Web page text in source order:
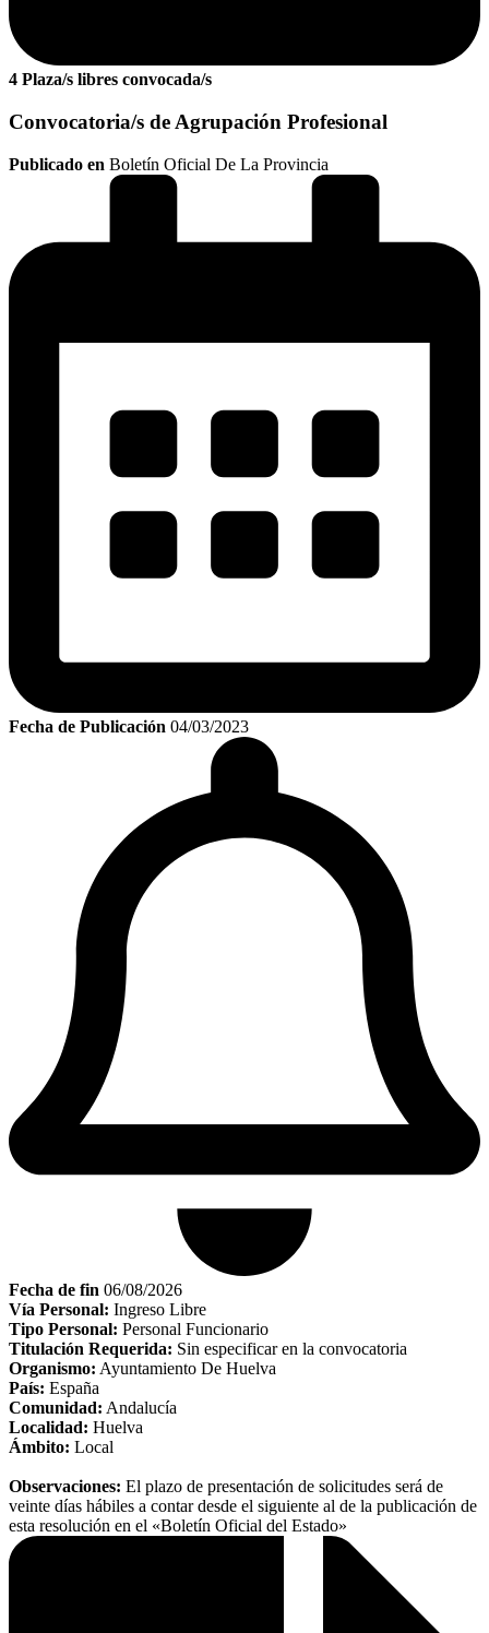
4 Plaza/s libres convocada/s
Convocatoria/s de Agrupación Profesional
Publicado en Boletín Oficial De La Provincia
Fecha de Publicación 04/03/2023
Fecha de fin 06/08/2026
Vía Personal: Ingreso Libre
Tipo Personal: Personal Funcionario
Titulación Requerida: Sin especificar en la convocatoria
Organismo: Ayuntamiento De Huelva
País: España
Comunidad: Andalucía
Localidad: Huelva
Ámbito: Local
Observaciones: El plazo de presentación de solicitudes será de
veinte días hábiles a contar desde el siguiente al de la publicación de
esta resolución en el «Boletín Oficial del Estado»